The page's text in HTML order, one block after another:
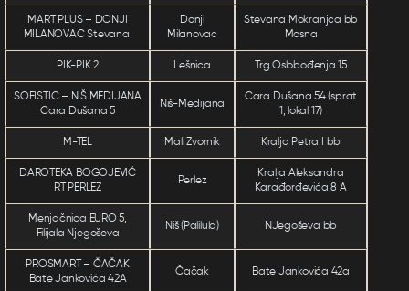
MART PLUS – DONJI
MILANOVAC Stevana
Donji
Milanovac
Stevana Mokranjca bb
Mosna
PIK-PIK 2 Lešnica Trg Oslobođenja 15
SOFISTIC – NIŠ MEDIJANA
Cara Dušana 5
Niš-Medijana
Cara Dušana 54 (sprat
1, lokal 17)
M-TEL Mali Zvornik Kralja Petra I bb
DAROTEKA BOGOJEVIĆ
RT PERLEZ
Perlez
Kralja Aleksandra
Karađorđevića 8 A
Menjačnica EURO 5,
Filijala Njegoševa
Niš (Palilula) NJegoševa bb
PROSMART – ČAČAK
Bate Jankovića 42A
Čačak Bate Jankovića 42a